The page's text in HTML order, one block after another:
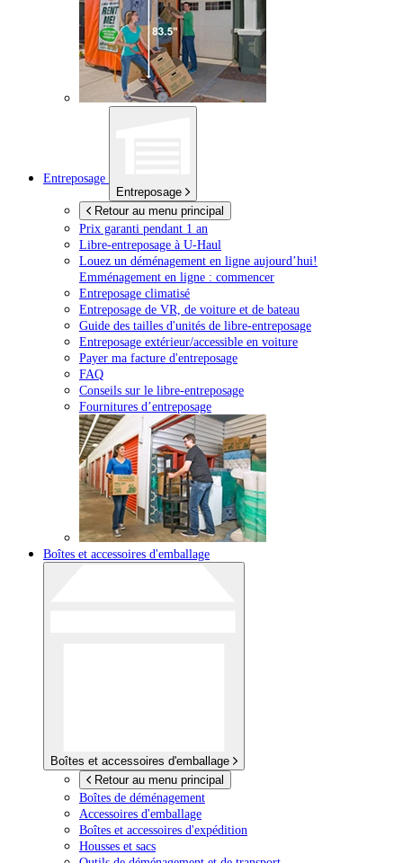
Entreposage
Entreposage
Retour au menu principal
Prix garanti pendant 1 an
Libre-entreposage à U-Haul
Louez un déménagement en ligne aujourd’hui!
Emménagement en ligne : commencer
Entreposage climatisé
Entreposage de VR, de voiture et de bateau
Guide des tailles d'unités de libre-entreposage
Entreposage extérieur/accessible en voiture
Payer ma facture d'entreposage
FAQ
Conseils sur le libre-entreposage
Fournitures d’entreposage
Boîtes et accessoires d'emballage
Boîtes et accessoires d'emballage
Retour au menu principal
Boîtes de déménagement
Accessoires d'emballage
Boîtes et accessoires d'expédition
Housses et sacs